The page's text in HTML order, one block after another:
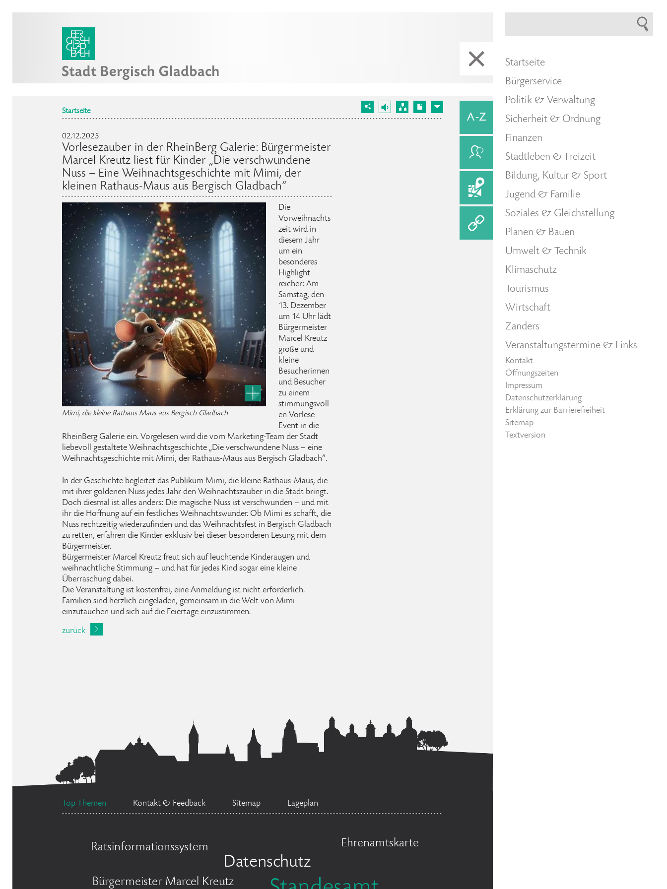
Startseite
02.12.2025
Vorlesezauber in der RheinBerg Galerie: Bürgermeister
Marcel Kreutz liest für Kinder „Die verschwundene
Nuss – Eine Weihnachtsgeschichte mit Mimi, der
kleinen Rathaus-Maus aus Bergisch Gladbach“
Mimi, die kleine Rathaus Maus aus Bergisch Gladbach
Die
Vorweihnachts
zeit wird in
diesem Jahr
um ein
besonderes
Highlight
reicher: Am
Samstag, den
13. Dezember
um 14 Uhr lädt
Bürgermeister
Marcel Kreutz
große und
kleine
Besucherinnen
und Besucher
zu einem
stimmungsvoll
en Vorlese-
Event in die
RheinBerg Galerie ein. Vorgelesen wird die vom Marketing-Team der Stadt
liebevoll gestaltete Weihnachtsgeschichte „Die verschwundene Nuss – eine
Weihnachtsgeschichte mit Mimi, der Rathaus-Maus aus Bergisch Gladbach“.
In der Geschichte begleitet das Publikum Mimi, die kleine Rathaus-Maus, die
mit ihrer goldenen Nuss jedes Jahr den Weihnachtszauber in die Stadt bringt.
Doch diesmal ist alles anders: Die magische Nuss ist verschwunden – und mit
ihr die Hoffnung auf ein festliches Weihnachtswunder. Ob Mimi es schafft, die
Nuss rechtzeitig wiederzufinden und das Weihnachtsfest in Bergisch Gladbach
zu retten, erfahren die Kinder exklusiv bei dieser besonderen Lesung mit dem
Bürgermeister.
Bürgermeister Marcel Kreutz freut sich auf leuchtende Kinderaugen und
weihnachtliche Stimmung – und hat für jedes Kind sogar eine kleine
Überraschung dabei.
Die Veranstaltung ist kostenfrei, eine Anmeldung ist nicht erforderlich.
Familien sind herzlich eingeladen, gemeinsam in die Welt von Mimi
einzutauchen und sich auf die Feiertage einzustimmen.
zurück
Top Themen Kontakt & Feedback Sitemap Lageplan
Ratsinformationssystem
Datenschutz
Ehrenamtskarte
Bürgermeister Marcel Kreutz
Startseite
Bürgerservice
Politik & Verwaltung
Sicherheit & Ordnung
Finanzen
Stadtleben & Freizeit
Bildung, Kultur & Sport
Jugend & Familie
Soziales & Gleichstellung
Planen & Bauen
Umwelt & Technik
Klimaschutz
Tourismus
Wirtschaft
Zanders
Veranstaltungstermine & Links
Kontakt
Öffnungszeiten
Impressum
Datenschutzerklärung
Erklärung zur Barrierefreiheit
Sitemap
Textversion